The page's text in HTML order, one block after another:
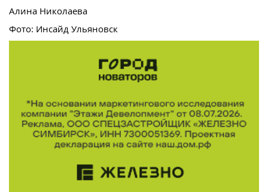
Алина Николаева
Фото: Инсайд Ульяновск